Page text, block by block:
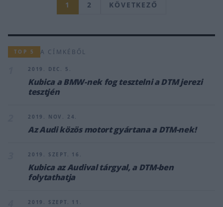
1 2 KÖVETKEZŐ
TOP 5 A CÍMKÉBŐL
2019. DEC. 5.
Kubica a BMW-nek fog tesztelni a DTM jerezi
tesztjén
2019. NOV. 24.
Az Audi közös motort gyártana a DTM-nek!
2019. SZEPT. 16.
Kubica az Audival tárgyal, a DTM-ben
folytathatja
2019. SZEPT. 11.